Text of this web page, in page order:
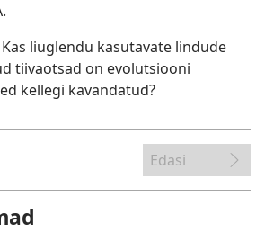
Kas liuglendu kasutavate lindude
tiivaotsad on evolutsiooni
kellegi kavandatud?
Edasi